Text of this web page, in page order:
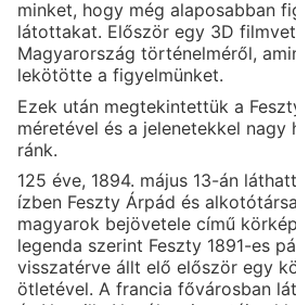
minket, hogy még alaposabban
látottakat. Először egy 3D
Magyarország történelméről,
lekötötte a figyelmünket.
Ezek után megtekintettük a
méretével és a jelenetekkel
ránk.
125 éve, 1894. május 13-án
ízben Feszty Árpád és
magyarok bejövetele című
legenda szerint Feszty 1891-es
visszatérve állt elő először egy
ötletével. A francia fővárosban